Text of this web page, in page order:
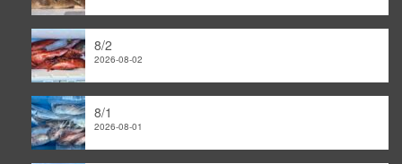
8/2
2026-08-02
8/1
2026-08-01